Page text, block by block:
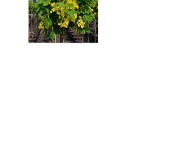
Doporučujeme
VINCA